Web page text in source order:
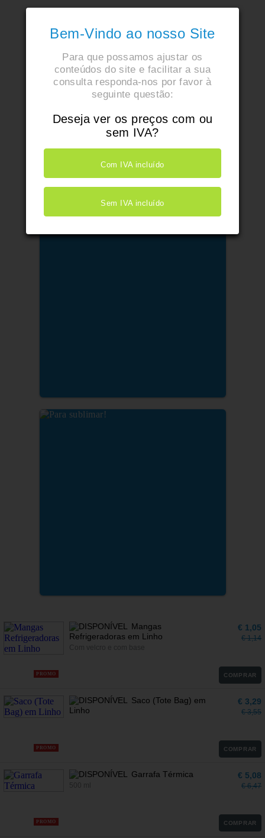
Bem-Vindo ao nosso Site
Para que possamos ajustar os
conteúdos do site e facilitar a sua
consulta responda-nos por favor à
seguinte questão:
Deseja ver os preços com ou
sem IVA?
Com IVA incluído
Sem IVA incluído
PROMO
Mangas
Refrigeradoras em Linho
€ 1,05
€ 1,14
COMPRAR
PROMO
Saco (Tote Bag) em
Linho
€ 3,29
€ 3,55
COMPRAR
PROMO
Garrafa Térmica € 5,08
€ 6,47
COMPRAR